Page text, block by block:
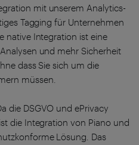
mit unserem Analytics-
Tagging für Unternehmen
native Integration ist eine
und mehr Sicherheit
dass Sie sich um die
müssen.
die DSGVO und ePrivacy
die Integration von Piano und
Lösung. Das